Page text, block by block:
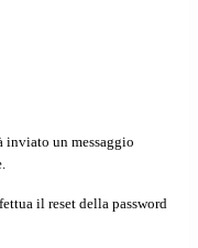
inviato un messaggio
il reset della password